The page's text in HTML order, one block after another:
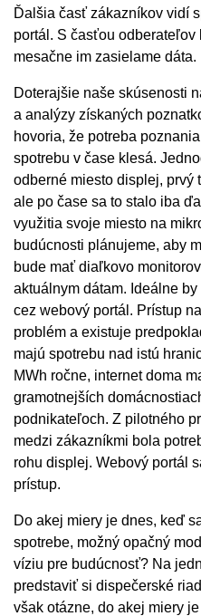
Ďalšia časť zákazníkov vidí
portál. S časťou
mesačne im zasielame dáta.
Doterajšie naše skúsenosti
a analýzy získaných
hovoria, že potreba
spotrebu v čase klesá.
odberné miesto displej, prvý
ale po čase sa to stalo iba
využitia svoje miesto na
budúcnosti plánujeme, aby
bude mať diaľkovo
aktuálnym dátam. Ideálne
cez webový portál. Prístup
problém a existuje
majú spotrebu nad istú
MWh ročne, internet doma
gramotnejších
podnikateľoch. Z pilotného
medzi zákazníkmi bola
rohu displej. Webový portál
prístup.
Do akej miery je dnes, keď
spotrebe, možný opačný
víziu pre budúcnosť? Na
predstaviť si dispečerské
však otázne, do akej miery